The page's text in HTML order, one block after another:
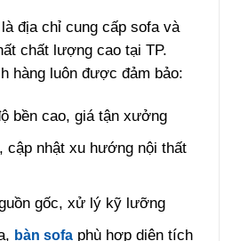
là địa chỉ cung cấp sofa và
chất lượng cao tại TP.
hàng luôn được đảm bảo:
bền cao, giá tận xưởng
cập nhật xu hướng nội thất
gốc, xử lý kỹ lưỡng
bàn sofa phù hợp diện tích